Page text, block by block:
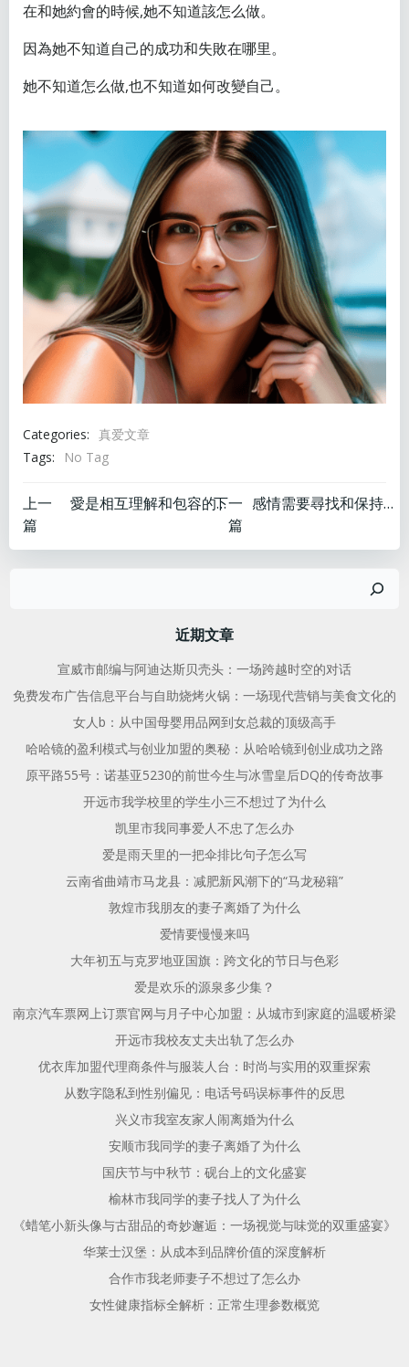
在和她約會的時候,她不知道該怎么做。
因為她不知道自己的成功和失敗在哪里。
她不知道怎么做,也不知道如何改變自己。
Categories: 真爱文章
Tags:
No Tag
文
章
上一
篇
愛是相互理解和包容的境界。
文
章
航
下一
篇
感情需要尋找和保持平衡。
近期文章
宣威市邮编与阿迪达斯贝壳头：一场跨越时空的对话
免费发布广告信息平台与自助烧烤火锅：一场现代营销与美食文化的
女人b：从中国母婴用品网到女总裁的顶级高手
哈哈镜的盈利模式与创业加盟的奥秘：从哈哈镜到创业成功之路
原平路55号：诺基亚5230的前世今生与冰雪皇后DQ的传奇故事
开远市我学校里的学生小三不想过了为什么
凯里市我同事爱人不忠了怎么办
爱是雨天里的一把伞排比句子怎么写
云南省曲靖市马龙县：减肥新风潮下的“马龙秘籍”
敦煌市我朋友的妻子离婚了为什么
爱情要慢慢来吗
大年初五与克罗地亚国旗：跨文化的节日与色彩
爱是欢乐的源泉多少集？
南京汽车票网上订票官网与月子中心加盟：从城市到家庭的温暖桥梁
开远市我校友丈夫出轨了怎么办
优衣库加盟代理商条件与服装人台：时尚与实用的双重探索
从数字隐私到性别偏见：电话号码误标事件的反思
兴义市我室友家人闹离婚为什么
安顺市我同学的妻子离婚了为什么
国庆节与中秋节：砚台上的文化盛宴
榆林市我同学的妻子找人了为什么
《蜡笔小新头像与古甜品的奇妙邂逅：一场视觉与味觉的双重盛宴》
华莱士汉堡：从成本到品牌价值的深度解析
合作市我老师妻子不想过了怎么办
女性健康指标全解析：正常生理参数概览